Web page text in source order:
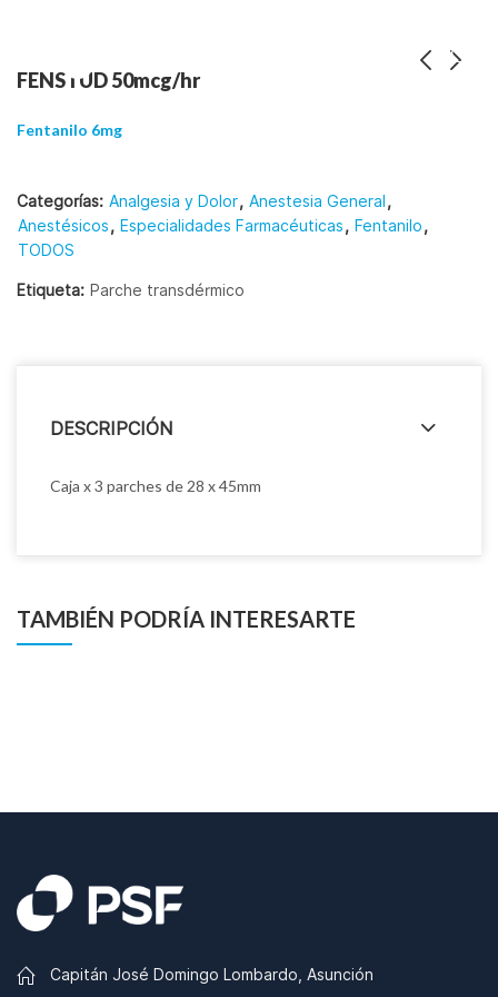
FENSTUD 50mcg/hr
Fentanilo 6mg
Categorías: Analgesia y Dolor, Anestesia General ,
Anestésicos, Especialidades Farmacéuticas, Fentanilo,
TODOS
Etiqueta: Parche transdérmico
DESCRIPCIÓN
Caja x 3 parches de 28 x 45mm
TAMBIÉN PODRÍA INTERESARTE
Capitán José Domingo Lombardo, Asunción